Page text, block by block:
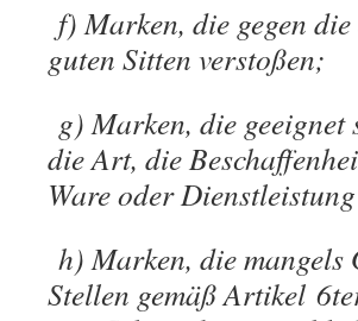
f) Marken, die gegen
guten Sitten verstoßen;
g) Marken, die
die Art, die
Ware oder
h) Marken, die mangels
Stellen gemäß Artikel